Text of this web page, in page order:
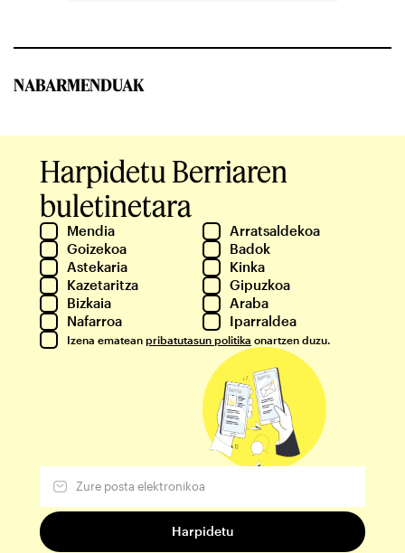
NABARMENDUAK
Harpidetu Berriaren
buletinetara
Mendia
Arratsaldekoa
Goizekoa
Badok
Astekaria
Kinka
Kazetaritza
Gipuzkoa
Bizkaia
Araba
Nafarroa
Iparraldea
Izena ematean pribatutasun politika onartzen duzu.